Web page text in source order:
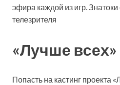
эфира каждой из игр.
телезрителя
«Лучше всех»
Попасть на кастинг проекта